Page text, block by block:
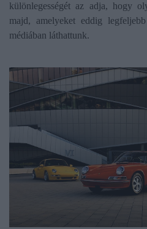
különlegességét az adja, hogy
majd, amelyeket eddig
médiában láthattunk.